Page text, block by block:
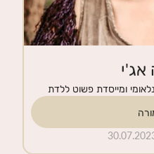
אג'י
ומייסדת פשוט ללדת